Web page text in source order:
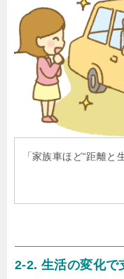
「家族車ほど“距離と
2-2. 生活の変化で